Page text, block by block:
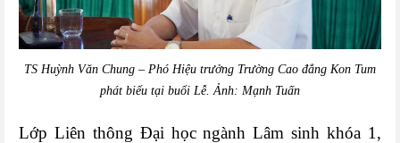
TS Huỳnh Văn Chung – Phó Hiệu trưởng Trường Cao đẳng Kon Tum
phát biểu tại buổi Lễ. Ảnh: Mạnh Tuấn
Lớp Liên thông Đại học ngành Lâm sinh khóa 1,